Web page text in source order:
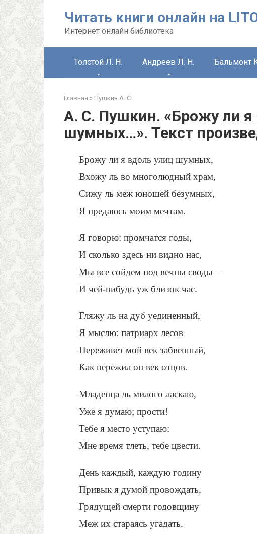
Читать книги онлайн на
Интернет онлайн библиотека
Толстой Л. Н. Андреев Л. Н. Бальмонт
Главная » Пушкин А. С.
А. С. Пушкин. «Брожу ли я
шумных…». Текст
Брожу ли я вдоль улиц шумных,
Вхожу ль во многолюдный храм,
Сижу ль меж юношей безумных,
Я предаюсь моим мечтам.
Я говорю: промчатся годы,
И сколько здесь ни видно нас,
Мы все сойдем под вечны своды —
И чей-нибудь уж близок час.
Гляжу ль на дуб уединенный,
Я мыслю: патриарх лесов
Переживет мой век забвенный,
Как пережил он век отцов.
Младенца ль милого ласкаю,
Уже я думаю; прости!
Тебе я место уступаю:
Мне время тлеть, тебе цвести.
День каждый, каждую годину
Привык я думой провождать,
Грядущей смерти годовщину
Меж их стараясь угадать.